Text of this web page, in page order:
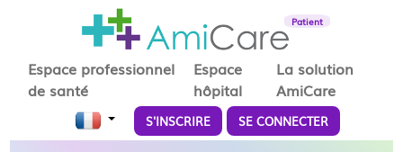
Patient
Espace professionnel
de santé
Espace
hôpital
La solution
AmiCare
S'INSCRIRE SE CONNECTER